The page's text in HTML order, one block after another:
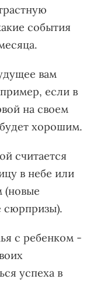
события
вам
если в
на своем
хорошим.
считается
в небе или
(новые
сюрпризы).
с ребенком -
успеха в